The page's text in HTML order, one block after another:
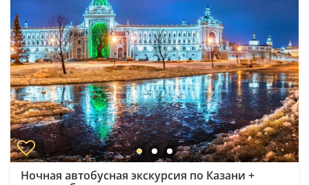
Ночная автобусная экскурсия по Казани +